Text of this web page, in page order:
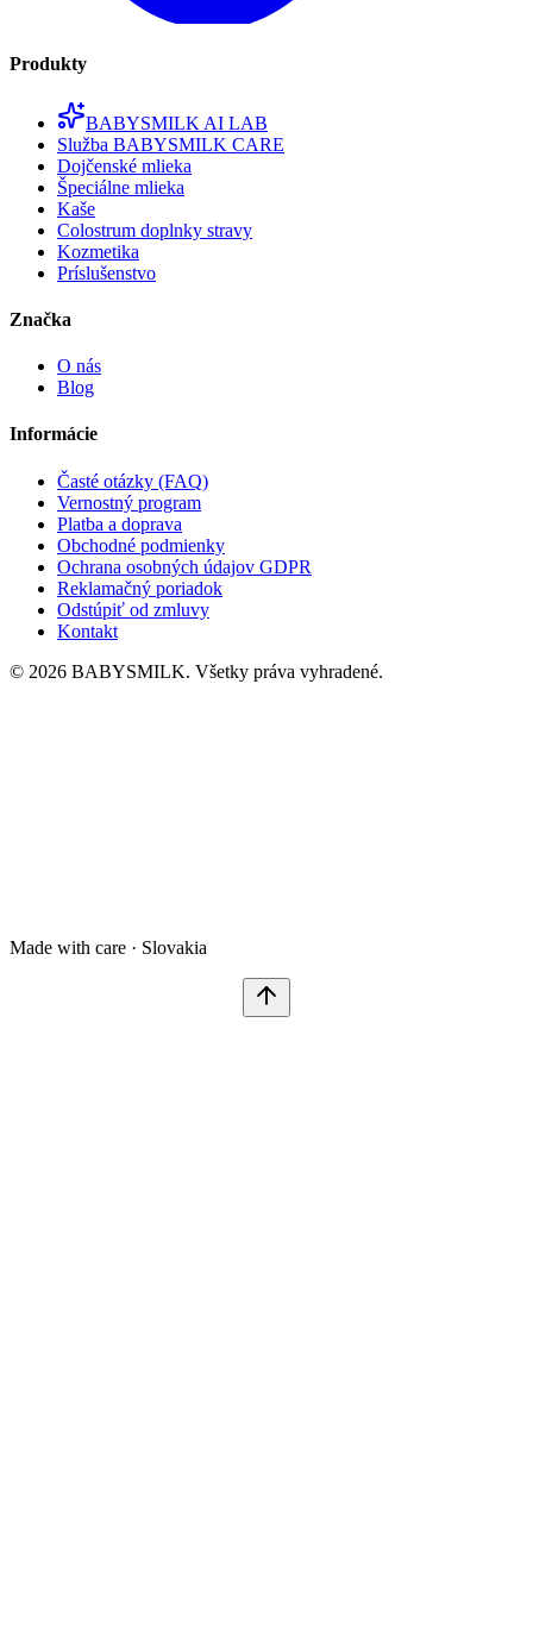
Produkty
BABYSMILK AI LAB
Služba BABYSMILK CARE
Dojčenské mlieka
Špeciálne mlieka
Kaše
Colostrum doplnky stravy
Kozmetika
Príslušenstvo
Značka
O nás
Blog
Informácie
Časté otázky (FAQ)
Vernostný program
Platba a doprava
Obchodné podmienky
Ochrana osobných údajov GDPR
Reklamačný poriadok
Odstúpiť od zmluvy
Kontakt
© 2026 BABYSMILK. Všetky práva vyhradené.
Made with care · Slovakia